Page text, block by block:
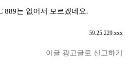
889는 없어서 모르겠네요.
59.25.229.xxx
이글 광고글로 신고하기